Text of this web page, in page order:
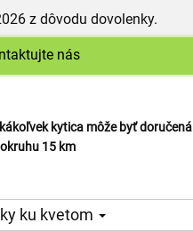
z dôvodu dovolenky.
nás
kytica môže byť doručená
15 km
Click & Collect
ku kvetom